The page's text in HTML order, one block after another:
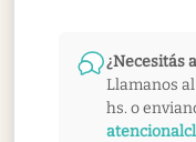
¿Necesitás
Llamanos al
hs. o